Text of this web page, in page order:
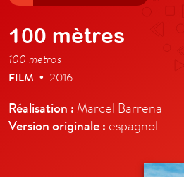
100 mètres
100 metros
FILM • 2016
Réalisation : Marcel Barrena
Version originale : espagnol